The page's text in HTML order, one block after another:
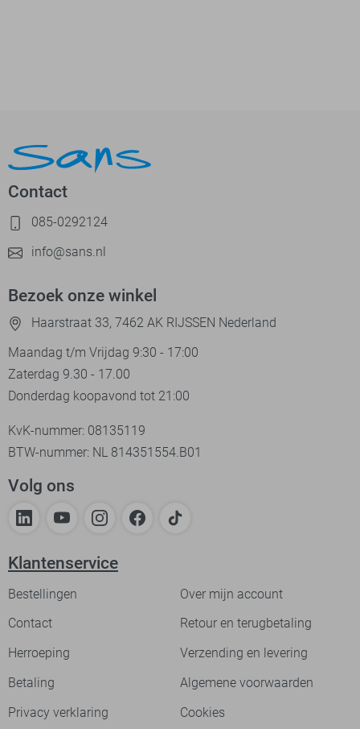
Contact
085-0292124
info@sans.nl
Bezoek onze winkel
Haarstraat 33, 7462 AK RIJSSEN Nederland
Maandag t/m Vrijdag 9:30 - 17:00
Zaterdag 9.30 - 17.00
Donderdag koopavond tot 21:00
KvK-nummer: 08135119
BTW-nummer: NL 814351554.B01
Volg ons
Klantenservice
Bestellingen
Over mijn account
Contact
Retour en terugbetaling
Herroeping
Verzending en levering
Betaling
Algemene voorwaarden
Privacy verklaring
Cookies